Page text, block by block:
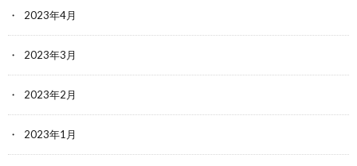
2023年4月
2023年3月
2023年2月
2023年1月